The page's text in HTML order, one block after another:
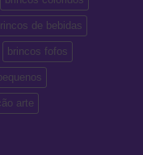
de bebidas
brincos fofos
arte